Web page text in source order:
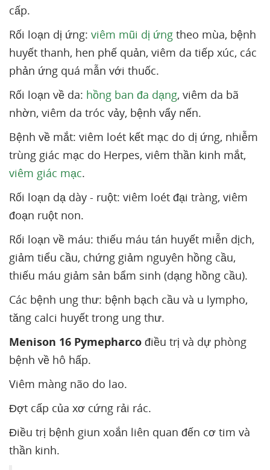
cấp.
Rối loạn dị ứng: viêm mũi dị ứng theo mùa, bệnh
huyết thanh, hen phế quản, viêm da tiếp xúc, các
phản ứng quá mẫn với thuốc.
Rối loạn về da: hồng ban đa dạng, viêm da bã
nhờn, viêm da tróc vảy, bệnh vẩy nến.
Bệnh về mắt: viêm loét kết mạc do dị ứng, nhiễm
trùng giác mạc do Herpes, viêm thần kinh mắt,
viêm giác mạc.
Rối loạn dạ dày - ruột: viêm loét đại tràng, viêm
đoạn ruột non.
Rối loạn về máu: thiếu máu tán huyết miễn dịch,
giảm tiểu cầu, chứng giảm nguyên hồng cầu,
thiếu máu giảm sản bẩm sinh (dạng hồng cầu).
Các bệnh ung thư: bệnh bạch cầu và u lympho,
tăng calci huyết trong ung thư.
Menison 16 Pymepharco điều trị và dự phòng
bệnh về hô hấp.
Viêm màng não do lao.
Đợt cấp của xơ cứng rải rác.
Điều trị bệnh giun xoắn liên quan đến cơ tim và
thần kinh.